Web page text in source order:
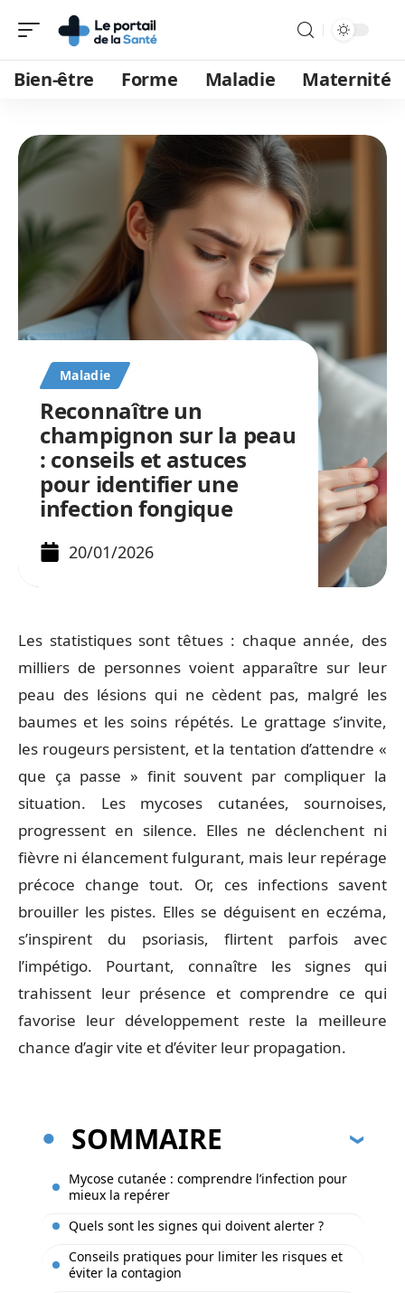
Bien-être Forme Maladie Maternité
Maladie
Reconnaître un
champignon sur la peau
: conseils et astuces
pour identifier une
infection fongique
20/01/2026
Les statistiques sont têtues : chaque année, des
milliers de personnes voient apparaître sur leur
peau des lésions qui ne cèdent pas, malgré les
baumes et les soins répétés. Le grattage s’invite,
les rougeurs persistent, et la tentation d’attendre «
que ça passe » finit souvent par compliquer la
situation. Les mycoses cutanées, sournoises,
progressent en silence. Elles ne déclenchent ni
fièvre ni élancement fulgurant, mais leur repérage
précoce change tout. Or, ces infections savent
brouiller les pistes. Elles se déguisent en eczéma,
s’inspirent du psoriasis, flirtent parfois avec
l’impétigo. Pourtant, connaître les signes qui
trahissent leur présence et comprendre ce qui
favorise leur développement reste la meilleure
chance d’agir vite et d’éviter leur propagation.
SOMMAIRE
Mycose cutanée : comprendre l’infection pour
mieux la repérer
Quels sont les signes qui doivent alerter ?
Conseils pratiques pour limiter les risques et
éviter la contagion